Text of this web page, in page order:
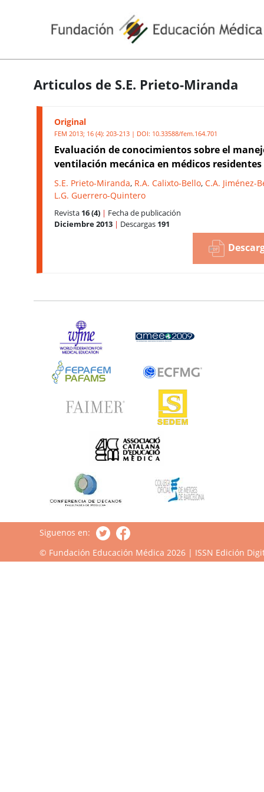
Articulos de S.E. Prieto-Miranda
Original
FEM 2013; 16 (4): 203-213 | DOI: 10.33588/fem.164.701
Evaluación de conocimientos sobre el
ventilación mecánica en médicos residentes
S.E. Prieto-Miranda, R.A. Calixto-Bello, C.A. Jiménez-
L.G. Guerrero-Quintero
Revista 16 (4) | Fecha de publicación
Diciembre 2013 | Descargas 191
Siguenos en:
© Fundación Educación Médica 2026 | ISSN Edición